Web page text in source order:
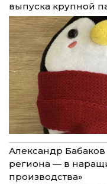
выпуска крупной
Александр Бабаков
региона — в
производства»